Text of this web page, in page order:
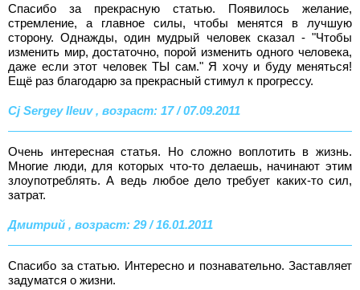
Спасибо за прекрасную статью. Появилось желание,
стремление, а главное силы, чтобы менятся в лучшую
сторону. Однажды, один мудрый человек сказал - "Чтобы
изменить мир, достаточно, порой изменить одного человека,
даже если этот человек ТЫ сам." Я хочу и буду меняться!
Ещё раз благодарю за прекрасный стимул к прогрессу.
Cj Sergey Ileuv , возраст: 17 / 07.09.2011
Очень интересная статья. Но сложно воплотить в жизнь.
Многие люди, для которых что-то делаешь, начинают этим
злоупотреблять. А ведь любое дело требует каких-то сил,
затрат.
Дмитрий , возраст: 29 / 16.01.2011
Спасибо за статью. Интересно и познавательно. Заставляет
задуматся о жизни.